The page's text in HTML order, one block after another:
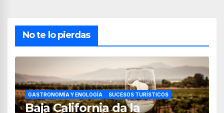
No te lo pierdas
GASTRONOMÍA Y ENOLOGÍA SUCESOS TURÍSTICOS
Baja California da la